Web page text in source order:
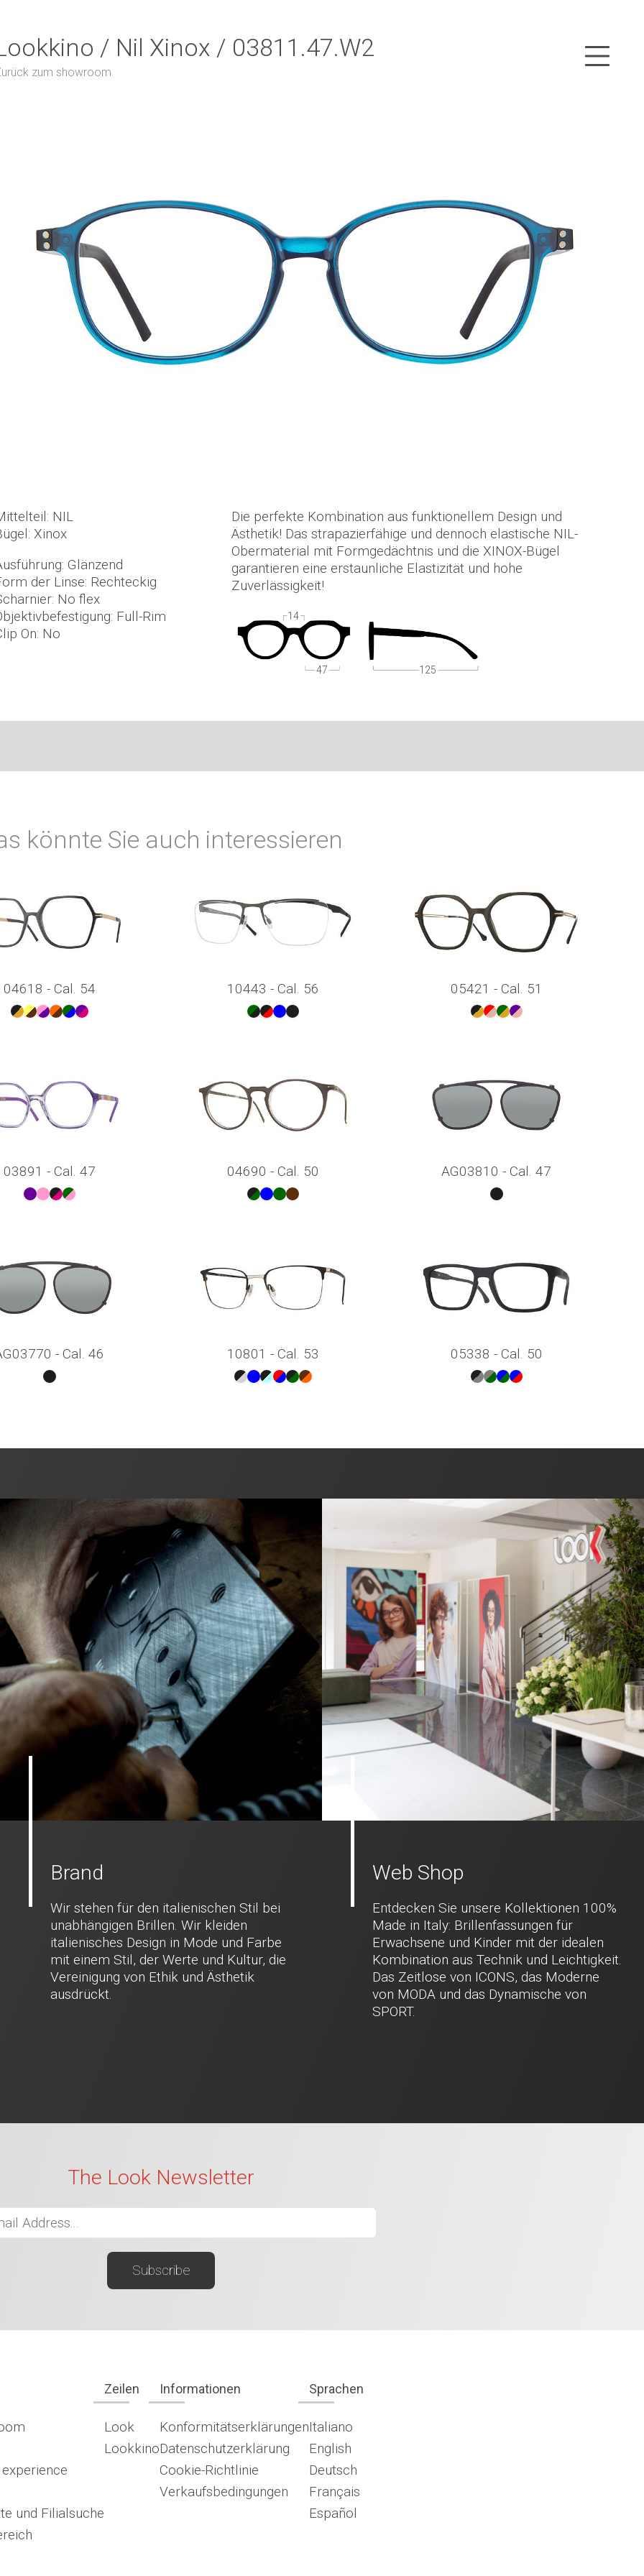
/ Nil Xinox / 03811.47.W2
zum showroom
NIL
Xinox
Glänzend
der Linse: Rechteckig
No flex
Full-Rim
On: No
Die perfekte Kombination aus funktionellem Design und
Ästhetik! Das strapazierfähige und dennoch elastische NIL-
Obermaterial mit Formgedächtnis und die XINOX-Bügel
garantieren eine erstaunliche Elastizität und hohe
Zuverlässigkeit!
47
14
125
könnte Sie auch interessieren
04618 - Cal. 54 10443 - Cal. 56 05421 - Cal. 51
03891 - Cal. 47 04690 - Cal. 50 AG03810 - Cal. 47
- Cal. 46 10801 - Cal. 53 05338 - Cal. 50
Brand
Wir stehen für den italienischen Stil bei
unabhängigen Brillen. Wir kleiden
italienisches Design in Mode und Farbe
mit einem Stil, der Werte und Kultur, die
Vereinigung von Ethik und Ästhetik
ausdrückt.
Web Shop
Entdecken Sie unsere Kollektionen 100%
Made in Italy: Brillenfassungen für
Erwachsene und Kinder mit der idealen
Kombination aus Technik und Leichtigkeit.
Das Zeitlose von ICONS, das Moderne
von MODA und das Dynamische von
SPORT.
The Look Newsletter
und Filialsuche
Zeilen
Look
Lookkino
Informationen
Konformitätserklärungen
Datenschutzerklärung
Cookie-Richtlinie
Verkaufsbedingungen
Sprachen
Italiano
English
Deutsch
Français
Español